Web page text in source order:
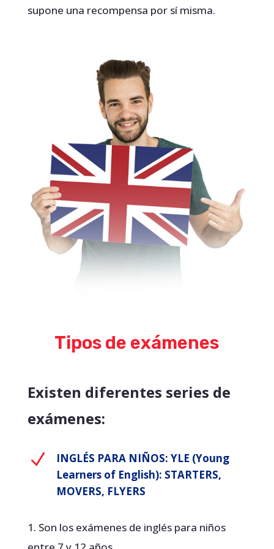
supone una recompensa por sí misma.
Tipos de exámenes
Existen diferentes series de
exámenes:
N
INGLÉS PARA NIÑOS: YLE (Young
Learners of English): STARTERS,
MOVERS, FLYERS
Son los exámenes de inglés para niños